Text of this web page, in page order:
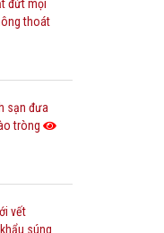
đứt mọi
thoát
sạn đưa
tròng
vết
súng